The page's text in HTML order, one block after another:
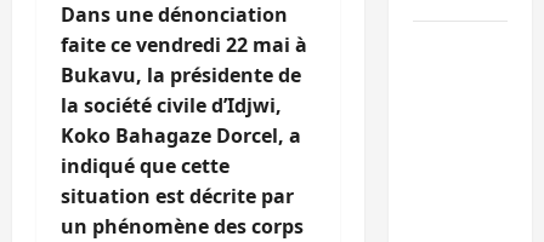
Dans une dénonciation
faite ce vendredi 22 mai à
Bukavu, la présidente de
la société civile d’Idjwi,
Koko Bahagaze Dorcel, a
indiqué que cette
situation est décrite par
un phénomène des corps